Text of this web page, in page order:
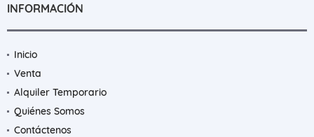
INFORMACIÓN
Inicio
Venta
Alquiler Temporario
Quiénes Somos
Contáctenos